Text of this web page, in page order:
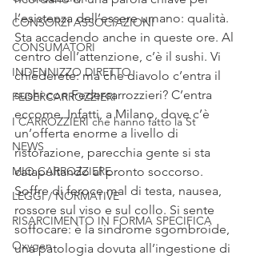
CONSORZI ASSOCIAZIONI
CONSUMATORI
INDENNIZZO DIRETTO
FEDERCARROZZIERI
I CARROZZIERI che hanno fatto la St
NEWS
MIO CARROZZIERE
LEGGI / NORMATIVE
RISARCIMENTO IN FORMA SPECIFICA
Oxygen
l’esistenza dell’essere umano: qualità.
Sta accadendo anche in queste ore. Al
centro dell’attenzione, c’è il sushi. Vi
chiederete: ma che diavolo c’entra il
sushi con Federcarrozzieri? C’entra
eccome. Infatti, a Milano, dove c’è
un’offerta enorme a livello di
ristorazione, parecchia gente si sta
catapultando al pronto soccorso.
Soffre di feroce mal di testa, nausea,
rossore sul viso e sul collo. Si sente
soffocare: è la sindrome sgombroide,
una patologia dovuta all’ingestione di